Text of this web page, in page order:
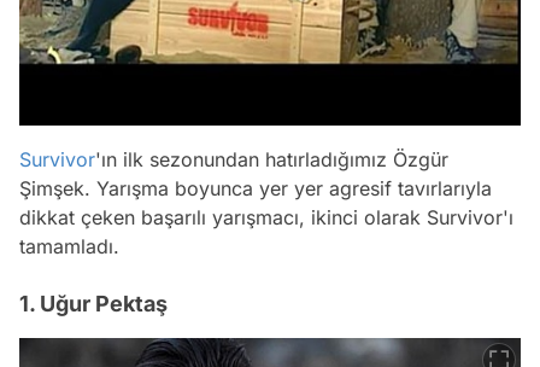
Survivor'ın ilk sezonundan hatırladığımız Özgür
Şimşek. Yarışma boyunca yer yer agresif tavırlarıyla
dikkat çeken başarılı yarışmacı, ikinci olarak Survivor'ı
tamamladı.
1. Uğur Pektaş